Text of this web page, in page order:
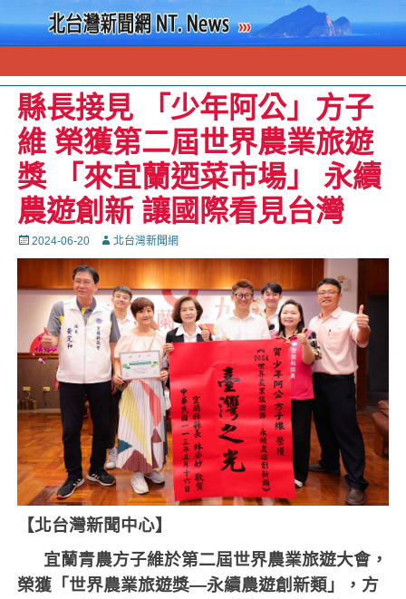
縣長接見 「少年阿公」方子
維 榮獲第二屆世界農業旅遊
獎 「來宜蘭迺菜市場」 永續
農遊創新 讓國際看見台灣
Posted
on
2024-06-20 Autor北台灣新聞網
【北台灣新聞中心】
宜蘭青農方子維於第二屆世界農業旅遊大會，
榮獲「世界農業旅遊獎—永續農遊創新類」，方